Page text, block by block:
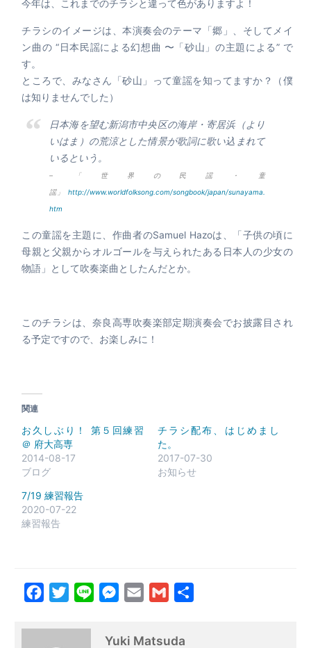
今年は、これまでのチラシと違って色がありますよ！
チラシのイメージは、本演奏会のテーマ「郷」、そしてメイ
ン曲の “日本民謡による幻想曲 〜「砂山」の主題による” で
す。
ところで、みなさん「砂山」って童謡を知ってますか？（僕
は知りませんでした）
日本海を望む新潟市中央区の海岸・寄居浜（より
いはま）の荒涼とした情景が歌詞に歌い込まれて
いるという。
– 「世界の民謡・童
謡」 http://www.worldfolksong.com/songbook/japan/sunayama.
htm
この童謡を主題に、作曲者のSamuel Hazoは、「子供の頃に
母親と父親からオルゴールを与えられたある日本人の少女の
物語」として吹奏楽曲としたんだとか。
このチラシは、奈良高専吹奏楽部定期演奏会でお披露目され
る予定ですので、お楽しみに！
関連
お久しぶり！ 第５回練習
＠ 府大高専
2014-08-17
ブログ
チラシ配布、はじめまし
た。
2017-07-30
お知らせ
7/19 練習報告
2020-07-22
練習報告
FacebookTwitterLine Messenger
Email Gmail
Yuki Matsuda